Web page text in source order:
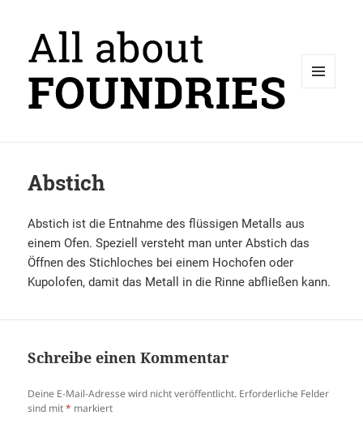
Abstich
Abstich ist die Entnahme des flüssigen Metalls aus
einem Ofen. Speziell versteht man unter Abstich das
Öffnen des Stichloches bei einem Hochofen oder
Kupolofen, damit das Metall in die Rinne abfließen kann.
Schreibe einen Kommentar
Deine E-Mail-Adresse wird nicht veröffentlicht. Erforderliche Felder
sind mit* markiert